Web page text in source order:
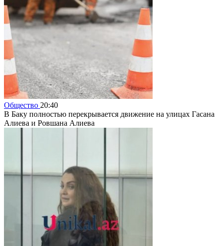
Общество 20:40
В Баку полностью перекрывается движение на улицах Гасана
Алиева и Ровшана Алиева